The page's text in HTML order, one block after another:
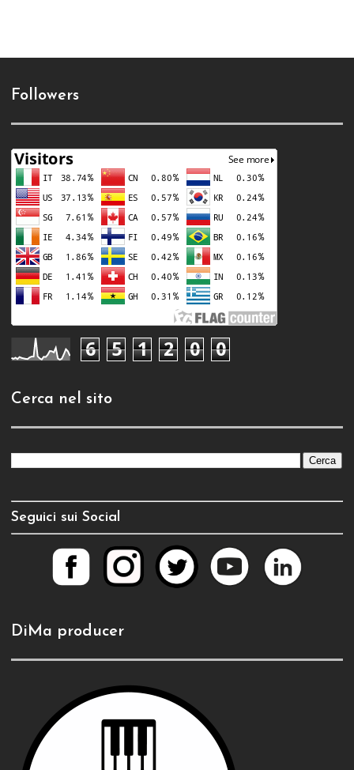
Followers
6 5 1 2 0 0
Cerca nel sito
Seguici sui Social
DiMa producer